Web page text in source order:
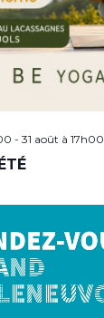
- 31 août à 17h00